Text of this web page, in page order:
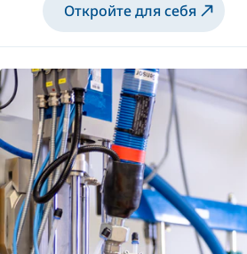
Откройте для себя